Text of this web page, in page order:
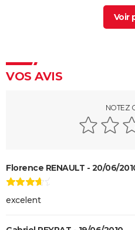
La Môme : "Quel choc !"
>
L'Etranger : que vaut
Camus par François
son mari ? Ce qu'en dit la
Les Evadés : synopsis,
streaming, avis...
VOS AVIS
NOTEZ
Florence RENAULT - 20/06/
excelent